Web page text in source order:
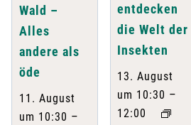
Wald –
Alles
andere als
öde
11. August
um 10:30 –
entdecken
die Welt der
Insekten
13. August
um 10:30 –
12:00